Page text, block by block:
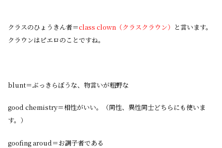
クラスのひょうきん者＝class clown（クラスクラウン） と言います。
クラウンはピエロのことですね。
blunt＝ぶっきらぼうな、物言いが粗野な
good chemistry＝相性がいい。（同性、異性同士どちらにも使いま
す。）
goofing aroud＝お調子者である